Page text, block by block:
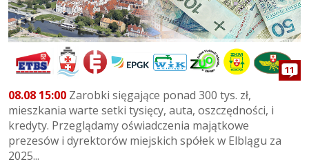
11
08.08 15:00 Zarobki sięgające ponad 300 tys. zł,
mieszkania warte setki tysięcy, auta, oszczędności, i
kredyty. Przeglądamy oświadczenia majątkowe
prezesów i dyrektorów miejskich spółek w Elblągu za
2025...